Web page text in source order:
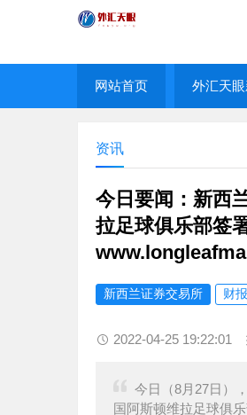
网站首页 外汇天
资讯
今日要闻：新西
拉足球俱乐部签
新西兰证券交易所 财报
2022-04-25 19:22:01
今日（8月27日）
国阿斯顿维拉足球俱